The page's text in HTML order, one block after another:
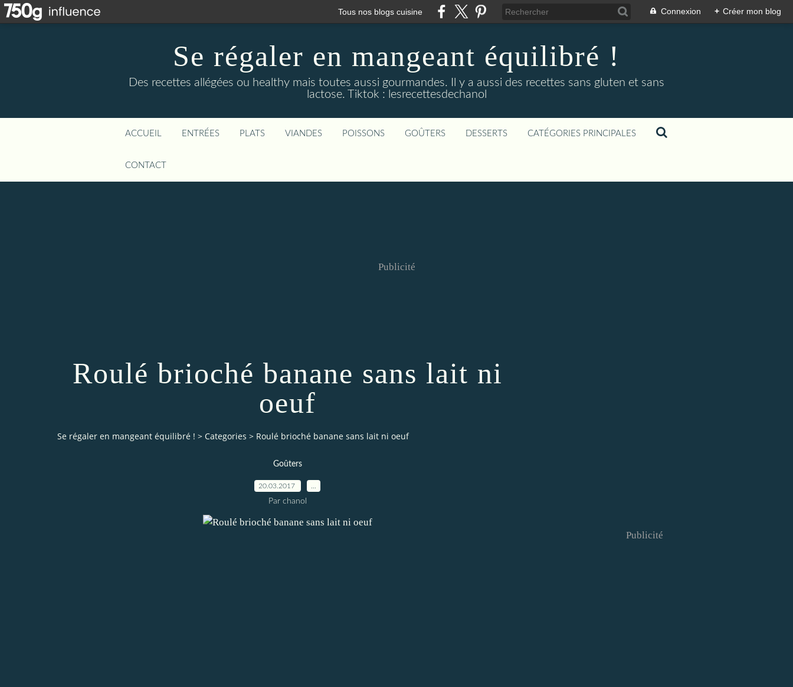
Tous nos blogs cuisine Connexion + Créer mon blog
Se régaler en mangeant équilibré !
Des recettes allégées ou healthy mais toutes aussi gourmandes. Il y a aussi des recettes sans gluten et sans
lactose. Tiktok : lesrecettesdechanol
ACCUEIL ENTRÉES PLATS VIANDES POISSONS GOÛTERS DESSERTS CATÉGORIES PRINCIPALES
CONTACT
Publicité
Roulé brioché banane sans lait ni
oeuf
Se régaler en mangeant équilibré ! > Categories > Roulé brioché banane sans lait ni oeuf
Goûters
20.03.2017
Par chanol
Publicité